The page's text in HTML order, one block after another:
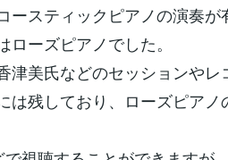
ースティックピアノの演奏
ーズピアノでした。
津美氏などのセッションやレ
は残しており、ローズピア